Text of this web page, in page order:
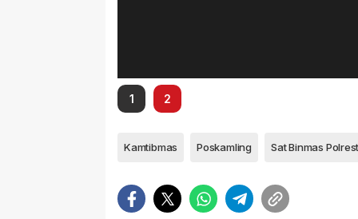
1 2
Kamtibmas Poskamling